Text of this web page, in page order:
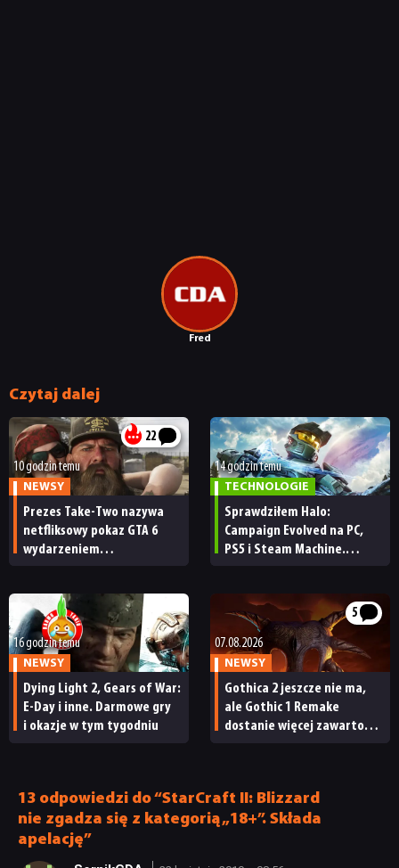
RECENZJE
Fred
Czytaj dalej
22
10 godzin temu
NEWSY
Prezes Take-Two nazywa
netfliksowy pokaz GTA 6
wydarzeniem
ma subskrybentów
14 godzin temu
TECHNOLOGIE
Sprawdziłem Halo:
Campaign Evolved na PC,
PS5 i Steam Machine.
[RECENZJA TECHNICZNA]
16 godzin temu
NEWSY
Dying Light 2, Gears of War:
E-Day i inne. Darmowe gry
i okazje w tym tygodniu
5
07.08.2026
NEWSY
Gothica 2 jeszcze nie ma,
ale Gothic 1 Remake
dostanie więcej zawartości.
13 odpowiedzi do “StarCraft II: Blizzard
nie zgadza się z kategorią „18+”. Składa
apelację”